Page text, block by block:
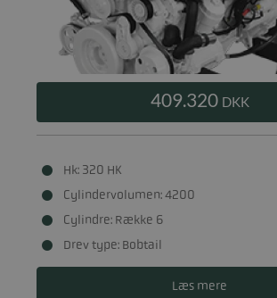
409.320 DKK
Hk: 320 HK
Cylindervolumen: 4200
Cylindre: Række 6
Drev type: Bobtail
Læs mere